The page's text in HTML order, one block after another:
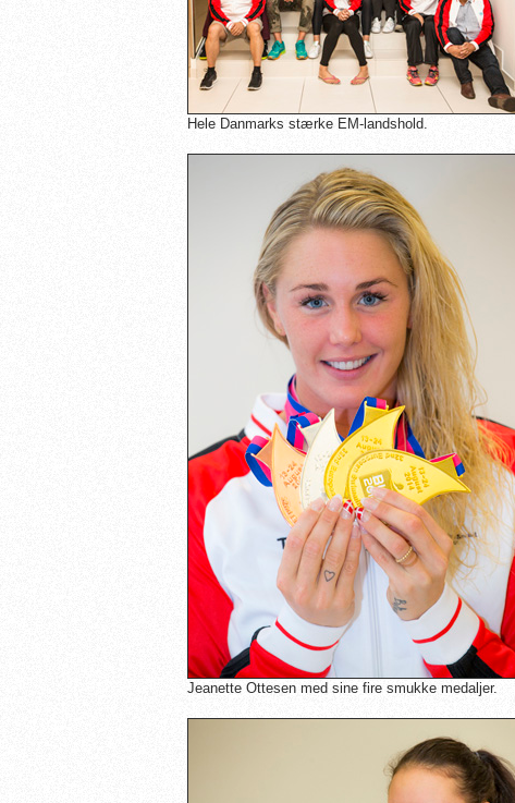
Hele Danmarks stærke EM-landshold.
Jeanette Ottesen med sine fire smukke medaljer.